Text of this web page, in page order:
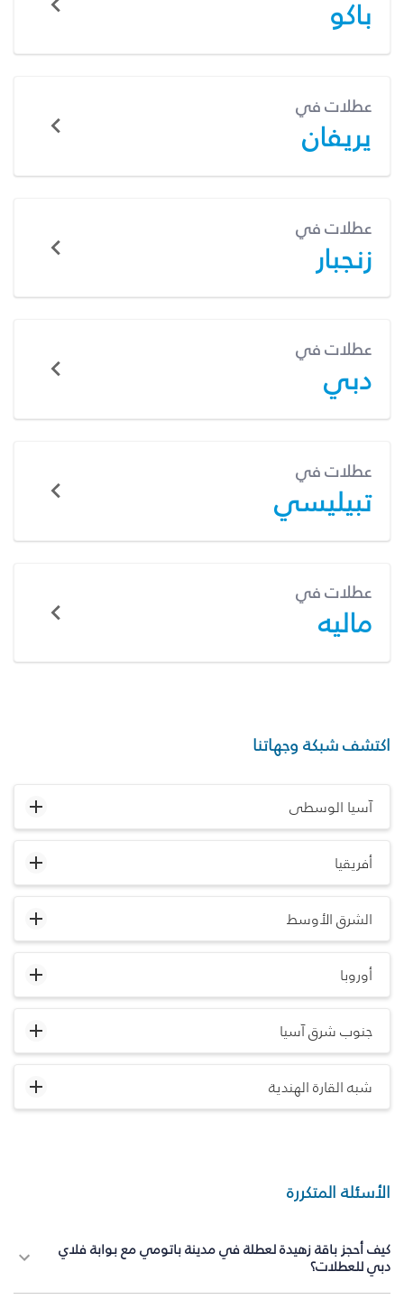
باكو
عطلات في
يريفان
عطلات في
زنجبار
عطلات في
دبي
عطلات في
تبيليسي
عطلات في
ماليه
اكتشف شبكة وجهاتنا
آسيا الوسطى
أفريقيا
الشرق الأوسط
أوروبا
جنوب شرق آسيا
شبه القارة الهندية
الأسئلة المتكررة
كيف أحجز باقة زهيدة لعطلة في مدينة باتومي مع بوابة فلاي
دبي للعطلات؟